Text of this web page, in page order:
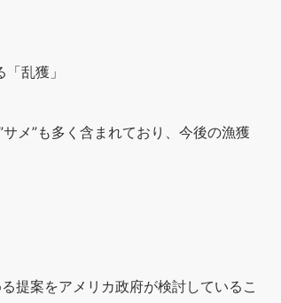
乱獲」
メ”も多く含まれており、今後の漁獲
提案をアメリカ政府が検討しているこ